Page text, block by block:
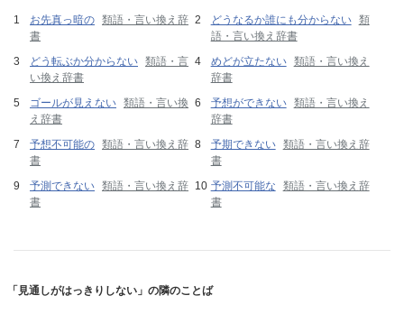
お先真っ暗の 類語・言い換え辞
書
どうなるか誰にも分からない 類
語・言い換え辞書
どう転ぶか分からない 類語・言
い換え辞書
めどが立たない 類語・言い換え
辞書
ゴールが見えない 類語・言い換
え辞書
予想ができない 類語・言い換え
辞書
予想不可能の 類語・言い換え辞
書
予期できない 類語・言い換え辞
書
予測できない 類語・言い換え辞
書
予測不可能な
類語・言い換え辞
書
「見通しがはっきりしない」の隣のことば